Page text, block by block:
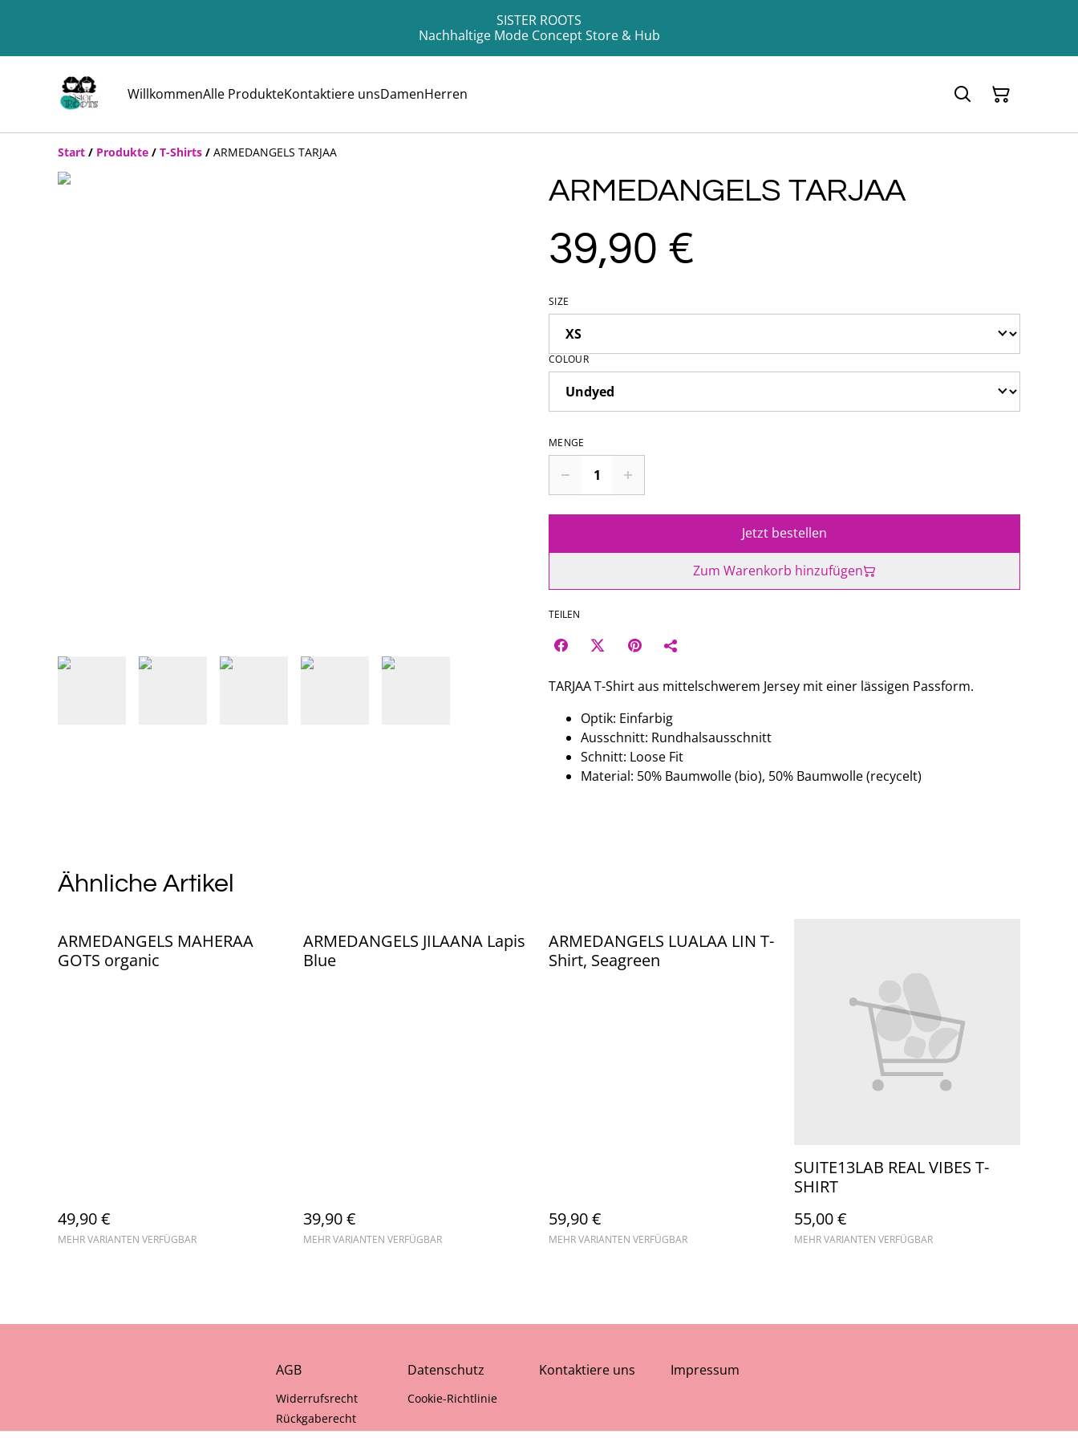
SISTER ROOTS
Nachhaltige Mode Concept Store & Hub
WillkommenAlle ProdukteKontaktiere unsDamenHerren
Start / Produkte / T-Shirts / ARMEDANGELS TARJAA
ARMEDANGELS TARJAA
39,90 €
SIZE
COLOUR
MENGE
Jetzt bestellen
Zum Warenkorb hinzufügen
TEILEN
TARJAA T-Shirt aus mittelschwerem Jersey mit einer lässigen Passform.
Optik: Einfarbig
Ausschnitt: Rundhalsausschnitt
Schnitt: Loose Fit
Material: 50% Baumwolle (bio), 50% Baumwolle (recycelt)
Ähnliche Artikel
ARMEDANGELS MAHERAA
GOTS organic
49,90 €
MEHR VARIANTEN VERFÜGBAR
ARMEDANGELS JILAANA Lapis
Blue
39,90 €
MEHR VARIANTEN VERFÜGBAR
ARMEDANGELS LUALAA LIN T-
Shirt, Seagreen
59,90 €
MEHR VARIANTEN VERFÜGBAR
SUITE13LAB REAL VIBES T-
SHIRT
55,00 €
MEHR VARIANTEN VERFÜGBAR
AGB
Widerrufsrecht
Rückgaberecht
Datenschutz
Cookie-Richtlinie
Kontaktiere uns Impressum